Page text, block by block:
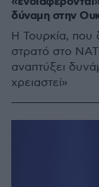
δύναμη στην
Η Τουρκία, που
στρατό στο
αναπτύξει
χρειαστεί»